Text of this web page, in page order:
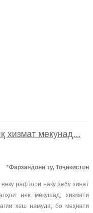
хизмат мекунад...
*Фарзандони ту, Тоҷикистон
рафтори наку зебу зинат
нек мекӯшад, хизмати
хеш намуда, бо меҳнати